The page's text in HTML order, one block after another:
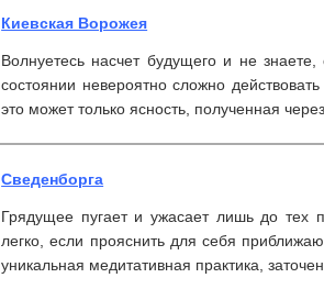
Киевская Ворожея
Волнуетесь насчет будущего и не
состоянии невероятно сложно
это может только ясность, полученная
Сведенборга
Грядущее пугает и ужасает лишь до тех
легко, если прояснить для себя
уникальная медитативная практика,